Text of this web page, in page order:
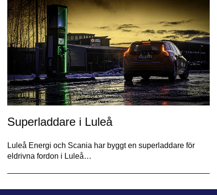
Superladdare i Luleå
Luleå Energi och Scania har byggt en superladdare för
eldrivna fordon i Luleå…